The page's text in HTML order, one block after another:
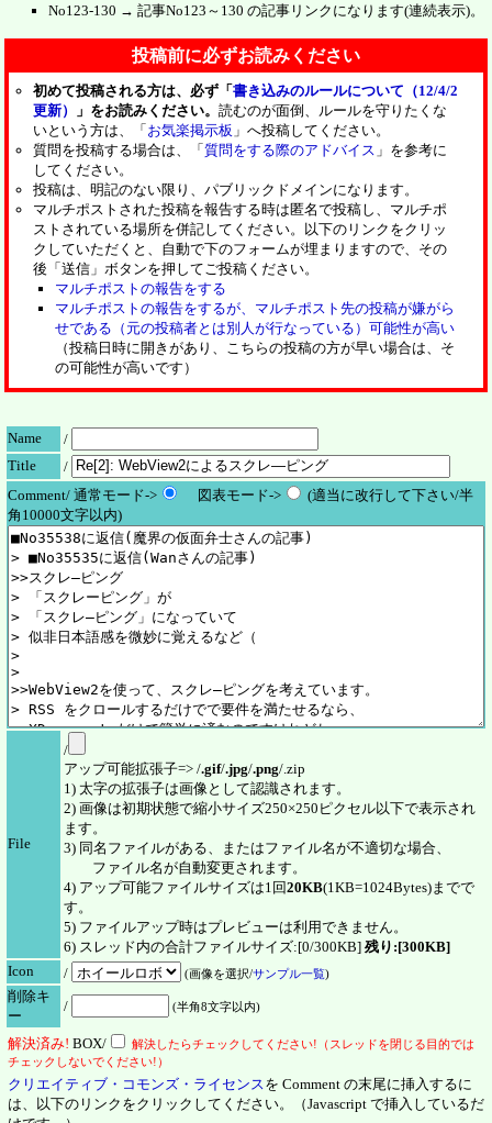
No123-130 → 記事No123～130 の記事リンクになります(連続表示)。
投稿前に必ずお読みください
初めて投稿される方は、必ず「 書き込みのルールについて（12/4/2
更新）
」をお読みください。 読むのが面倒、ルールを守りたくな
いという方は、「 お気楽掲示板 」へ投稿してください。
質問を投稿する場合は、「 質問をする際のアドバイス 」を参考に
してください。
投稿は、明記のない限り、パブリックドメインになります。
マルチポストされた投稿を報告する時は匿名で投稿し、マルチポ
ストされている場所を併記してください。以下のリンクをクリッ
クしていただくと、自動で下のフォームが埋まりますので、その
後「送信」ボタンを押してご投稿ください。
マルチポストの報告をする
マルチポストの報告をするが、マルチポスト先の投稿が嫌がら
せである（元の投稿者とは別人が行なっている）可能性が高い
（投稿日時に開きがあり、こちらの投稿の方が早い場合は、そ
の可能性が高いです）
Name
/
Title
/
Comment/ 通常モード->
図表モード->
(適当に改行して下さい/半
角10000文字以内)
File
/
アップ可能拡張子=> /.gif/.jpg/.png/.zip
1) 太字の拡張子は画像として認識されます。
2) 画像は初期状態で縮小サイズ250×250ピクセル以下で表示され
ます。
3) 同名ファイルがある、またはファイル名が不適切な場合、
ファイル名が自動変更されます。
4) アップ可能ファイルサイズは1回20KB(1KB=1024Bytes)までで
す。
5) ファイルアップ時はプレビューは利用できません。
6) スレッド内の合計ファイルサイズ:[0/300KB] 残り:[300KB]
Icon
/ (画像を選択/サンプル一覧)
削除キ
ー
/ (半角8文字以内)
解決済み! BOX/
解決したらチェックしてください!（スレッドを閉じる目的では
チェックしないでください!）
クリエイティブ・コモンズ・ライセンス を Comment の末尾に挿入するに
は、以下のリンクをクリックしてください。（Javascript で挿入しているだ